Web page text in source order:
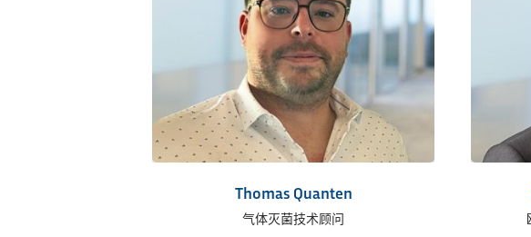
Thomas Quanten
气体灭菌技术顾问